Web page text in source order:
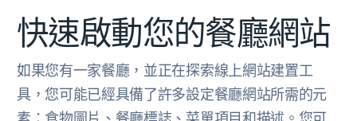
快速啟動您的餐廳網站
如果您有一家餐廳，並正在探索線上網站建置工
具，您可能已經具備了許多設定餐廳網站所需的元